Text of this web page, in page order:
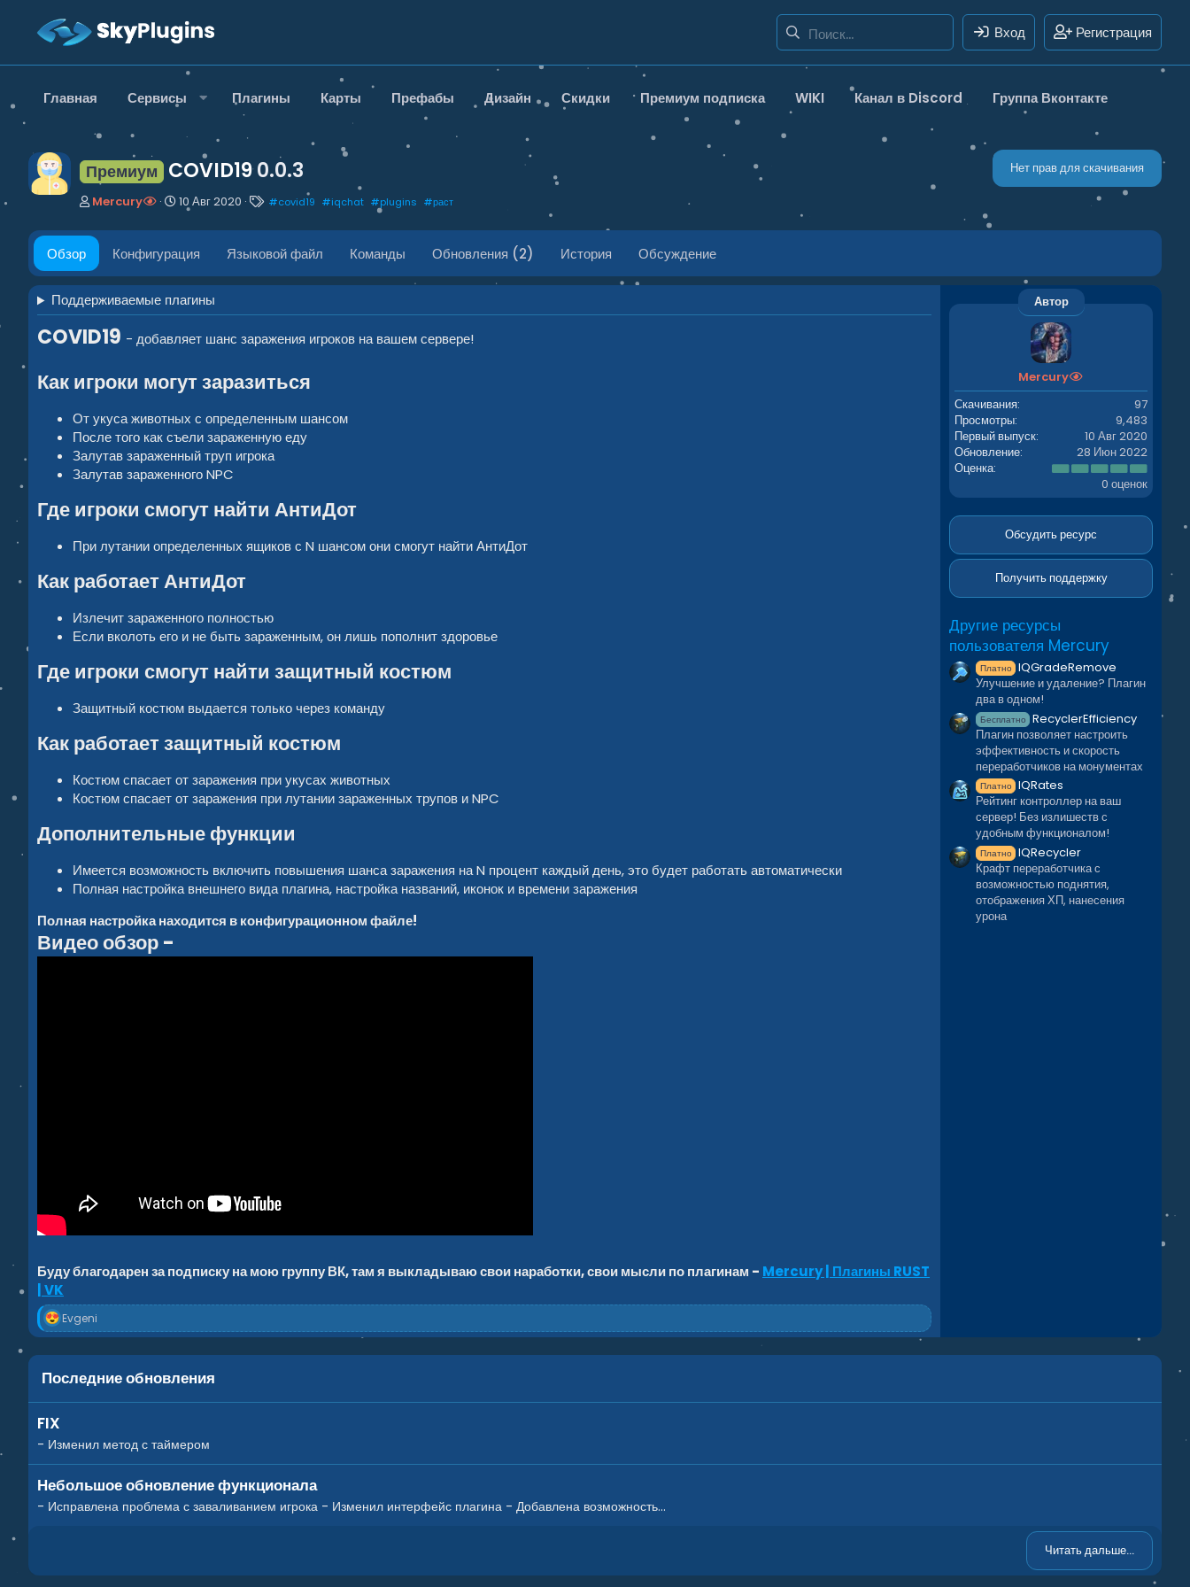
Вход Регистрация
Главная Сервисы Плагины Карты Префабы Дизайн Скидки Премиум подписка WIKI Канал в Discord Группа Вконтакте
Премиум COVID190.0.3
Нет прав для скачивания
А
т
р
Mercury
Д
т
а
с
о
з
д
н
я
10 Авг 2020
Т
г
и
#covid19 #iqchat #plugins #раст
Обзор Конфигурация Языковой файл Команды Обновления (2) История Обсуждение
Поддерживаемые плагины
COVID19 - добавляет шанс заражения игроков на вашем сервере!
Как игроки могут заразиться
От укуса животных с определенным шансом
После того как съели зараженную еду
Залутав зараженный труп игрока
Залутав зараженного NPC
Где игроки смогут найти АнтиДот
При лутании определенных ящиков с N шансом они смогут найти АнтиДот
Как работает АнтиДот
Излечит зараженного полностью
Если вколоть его и не быть зараженным, он лишь пополнит здоровье
Где игроки смогут найти защитный костюм
Защитный костюм выдается только через команду
Как работает защитный костюм
Костюм спасает от заражения при укусах животных
Костюм спасает от заражения при лутании зараженных трупов и NPC
Дополнительные функции
Имеется возможность включить повышения шанса заражения на N процент каждый день, это будет работать автоматически
Полная настройка внешнего вида плагина, настройка названий, иконок и времени заражения
Полная настройка находится в конфигурационном файле!
Видео обзор -
Буду благодарен за подписку на мою группу ВК, там я выкладываю свои наработки, свои мысли по плагинам - Mercury | Плагины RUST
| VK
Р
е
к
ц
и
и
Evgeni
Автор
Mercury
Скачивания
97
Просмотры
9,483
Первый выпуск
10 Авг 2020
Обновление
28 Июн 2022
Оценка
0
.
0
з
ё
з
0 оценок
Обсудить ресурс
Получить поддержку
Другие ресурсы
пользователя Mercury
Платно IQGradeRemove
Улучшение и удаление? Плагин
два в одном!
Бесплатно RecyclerEfficiency
Плагин позволяет настроить
эффективность и скорость
переработчиков на монументах
Платно IQRates
Рейтинг контроллер на ваш
сервер! Без излишеств с
удобным функционалом!
Платно IQRecycler
Крафт переработчика с
возможностью поднятия,
отображения ХП, нанесения
урона
Последние обновления
FIX
- Изменил метод с таймером
Небольшое обновление функционала
- Исправлена проблема с заваливанием игрока - Изменил интерфейс плагина - Добавлена возможность...
Читать дальше...